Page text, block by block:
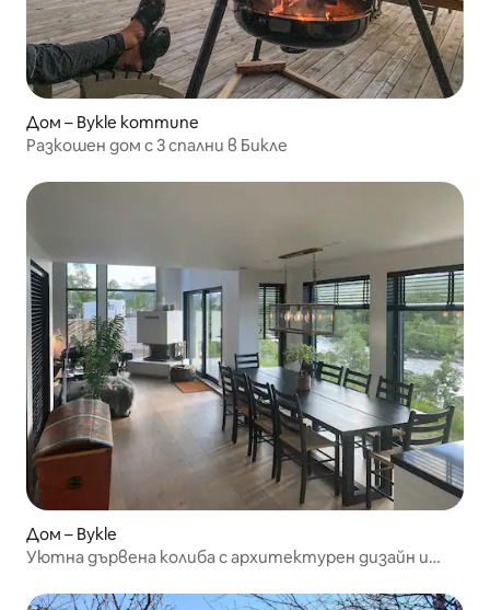
Дом – Bykle kommune
Разкошен дом с 3 спални в Бикле
Дом – Bykle
Уютна дървена колиба с архитектурен дизайн и